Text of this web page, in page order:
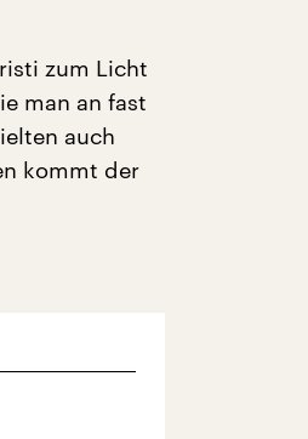
zum Licht
man an fast
auch
kommt der